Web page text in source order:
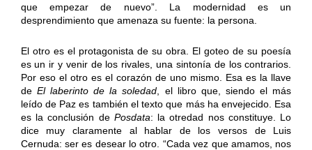
que empezar de nuevo”. La modernidad es un
desprendimiento que amenaza su fuente: la persona.
El otro es el protagonista de su obra. El goteo de su poesía
es un ir y venir de los rivales, una sintonía de los contrarios.
Por eso el otro es el corazón de uno mismo. Esa es la llave
de El laberinto de la soledad , el libro que, siendo el más
leído de Paz es también el texto que más ha envejecido. Esa
es la conclusión de Posdata: la otredad nos constituye. Lo
dice muy claramente al hablar de los versos de Luis
Cernuda: ser es desear lo otro. “Cada vez que amamos, nos